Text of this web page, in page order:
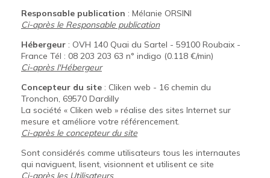
Responsable publication : Mélanie ORSINI
Ci-après le Responsable publication
Hébergeur : OVH 140 Quai du Sartel - 59100 Roubaix -
France Tél : 08 203 203 63 n° indigo (0.118 €/min)
Ci-après l'Hébergeur
Concepteur du site : Cliken web - 16 chemin du
Tronchon, 69570 Dardilly
La société « Cliken web » réalise des sites Internet sur
mesure et améliore votre référencement.
Ci-après le concepteur du site
Sont considérés comme utilisateurs tous les internautes
qui naviguent, lisent, visionnent et utilisent ce site
Ci-après les Utilisateurs